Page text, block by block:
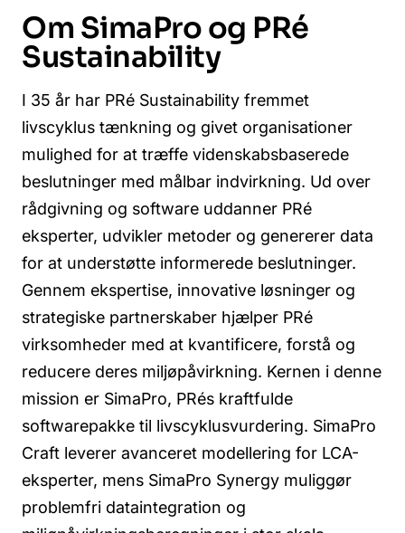
Om SimaPro og PRé
Sustainability
I 35 år har PRé Sustainability fremmet
livscyklus tænkning og givet organisationer
mulighed for at træffe videnskabsbaserede
beslutninger med målbar indvirkning. Ud over
rådgivning og software uddanner PRé
eksperter, udvikler metoder og genererer data
for at understøtte informerede beslutninger.
Gennem ekspertise, innovative løsninger og
strategiske partnerskaber hjælper PRé
virksomheder med at kvantificere, forstå og
reducere deres miljøpåvirkning. Kernen i denne
mission er SimaPro, PRés kraftfulde
softwarepakke til livscyklusvurdering. SimaPro
Craft leverer avanceret modellering for LCA-
eksperter, mens SimaPro Synergy muliggør
problemfri dataintegration og